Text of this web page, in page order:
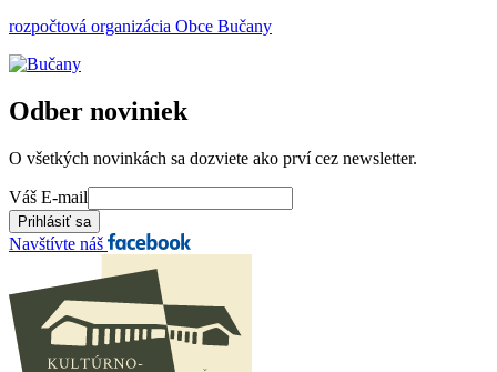
rozpočtová organizácia Obce Bučany
Odber noviniek
O všetkých novinkách sa dozviete ako prví cez newsletter.
Váš E-mail
Navštívte náš